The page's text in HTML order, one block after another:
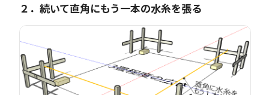
２．続いて直角にもう一本の水糸を張る